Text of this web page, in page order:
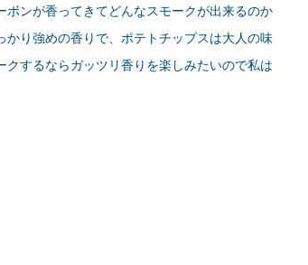
ボンが香ってきてどんなスモークが出来るのか
かり強めの香りで、ポテトチップスは大人の味
クするならガッツリ香りを楽しみたいので私は